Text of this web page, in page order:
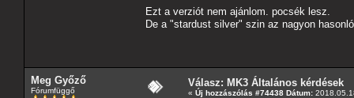
Ezt a verziót nem ajánlom. pocsék lesz.
De a "stardust silver" szin az nagyon
Meg Győző
Fórumfüggő
Válasz: MK3 Általános kérdések
« Új hozzászólás #74438 Dátum: